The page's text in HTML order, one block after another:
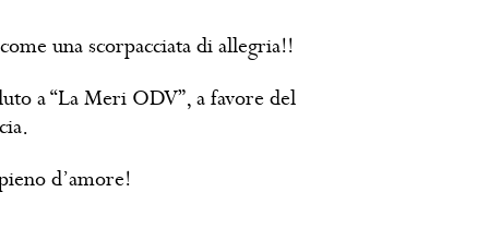
una scorpacciata di allegria!!
a “La Meri ODV”, a favore del
d’amore!